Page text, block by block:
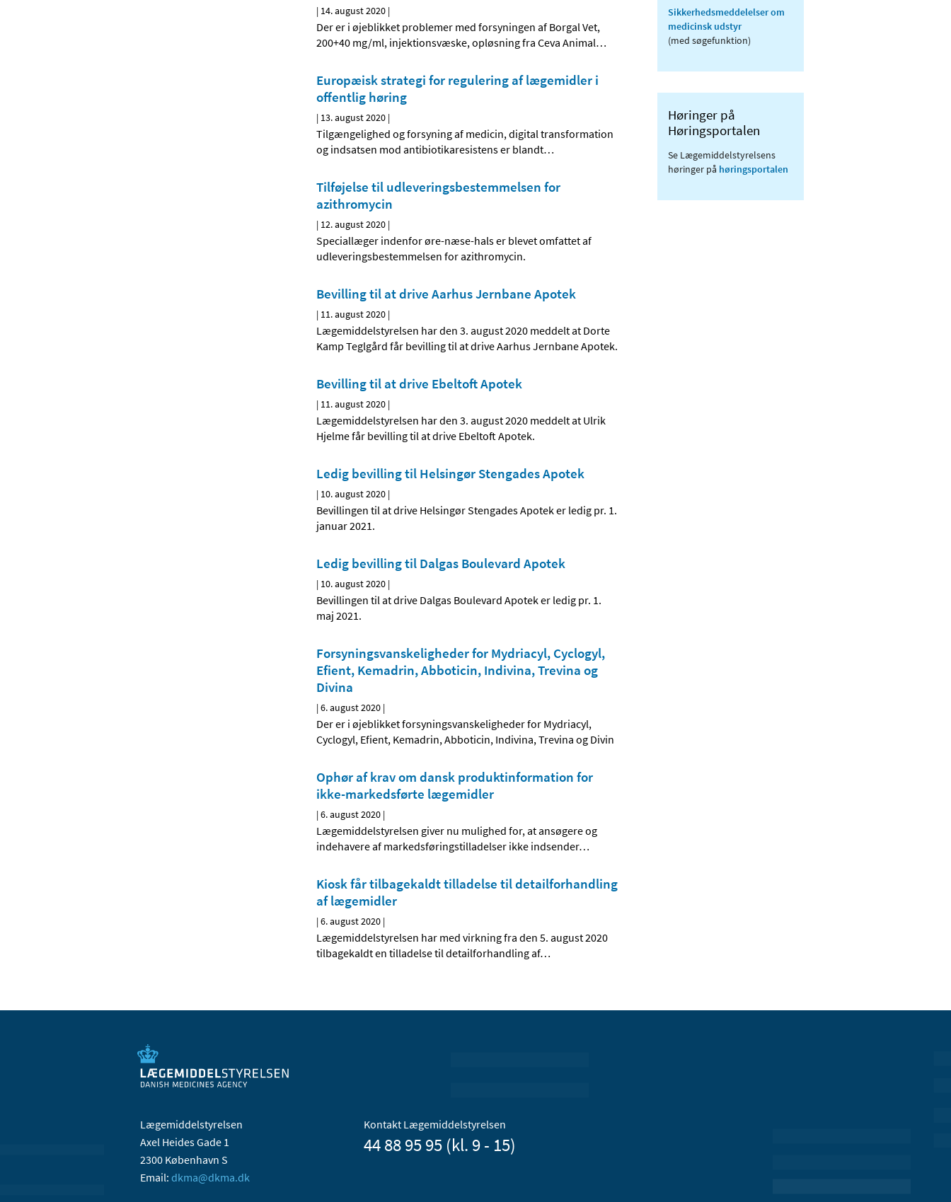
| 14. august 2020 |
Der er i øjeblikket problemer med forsyningen af Borgal Vet,
200+40 mg/ml, injektionsvæske, opløsning fra Ceva Animal…
Europæisk strategi for regulering af lægemidler i
offentlig høring
| 13. august 2020 |
Tilgængelighed og forsyning af medicin, digital transformation
og indsatsen mod antibiotikaresistens er blandt…
Tilføjelse til udleveringsbestemmelsen for
azithromycin
| 12. august 2020 |
Speciallæger indenfor øre-næse-hals er blevet omfattet af
udleveringsbestemmelsen for azithromycin.
Bevilling til at drive Aarhus Jernbane Apotek
| 11. august 2020 |
Lægemiddelstyrelsen har den 3. august 2020 meddelt at Dorte
Kamp Teglgård får bevilling til at drive Aarhus Jernbane Apotek.
Bevilling til at drive Ebeltoft Apotek
| 11. august 2020 |
Lægemiddelstyrelsen har den 3. august 2020 meddelt at Ulrik
Hjelme får bevilling til at drive Ebeltoft Apotek.
Ledig bevilling til Helsingør Stengades Apotek
| 10. august 2020 |
Bevillingen til at drive Helsingør Stengades Apotek er ledig pr. 1.
januar 2021.
Ledig bevilling til Dalgas Boulevard Apotek
| 10. august 2020 |
Bevillingen til at drive Dalgas Boulevard Apotek er ledig pr. 1.
maj 2021.
Forsyningsvanskeligheder for Mydriacyl, Cyclogyl,
Efient, Kemadrin, Abboticin, Indivina, Trevina og
Divina
|6. august 2020 |
Der er i øjeblikket forsyningsvanskeligheder for Mydriacyl,
Cyclogyl, Efient, Kemadrin, Abboticin, Indivina, Trevina og Divin
Ophør af krav om dansk produktinformation for
ikke-markedsførte lægemidler
|6. august 2020 |
Lægemiddelstyrelsen giver nu mulighed for, at ansøgere og
indehavere af markedsføringstilladelser ikke indsender…
Kiosk får tilbagekaldt tilladelse til detailforhandling
af lægemidler
|6. august 2020 |
Lægemiddelstyrelsen har med virkning fra den 5. august 2020
tilbagekaldt en tilladelse til detailforhandling af…
Sikkerhedsmeddelelser om
medicinsk udstyr
(med søgefunktion)
Høringer på
Høringsportalen
Se Lægemiddelstyrelsens
høringer på høringsportalen
Lægemiddelstyrelsen
Axel Heides Gade 1
2300 København S
Email: dkma@dkma.dk
Kontakt Lægemiddelstyrelsen
44 88 95 95 (kl. 9 - 15)